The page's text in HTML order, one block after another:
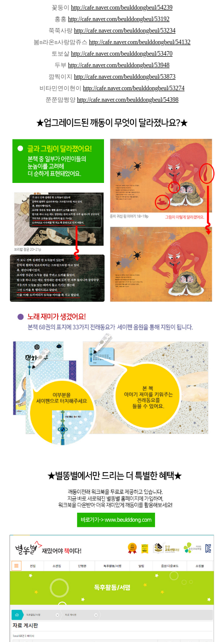
꽃둥이 http://cafe.naver.com/beulddongbeul/54239
홍홍 http://cafe.naver.com/beulddongbeul/53192
쭉쭉사랑 http://cafe.naver.com/beulddongbeul/53234
봄n라온n사랑맘쥬스 http://cafe.naver.com/beulddongbeul/54132
토보살 http://cafe.naver.com/beulddongbeul/53470
두부 http://cafe.naver.com/beulddongbeul/53948
깜찍이지 http://cafe.naver.com/beulddongbeul/53873
비타민연이현이 http://cafe.naver.com/beulddongbeul/53274
쭌쭌맘쩡양 http://cafe.naver.com/beulddongbeul/54398